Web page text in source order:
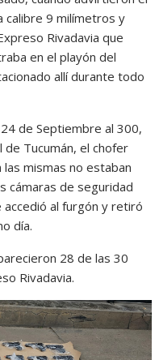
calibre 9 milímetros y
Rivadavia que
en el playón del
allí durante todo
de Septiembre al 300,
de Tucumán, el chofer
mismas no estaban
cámaras de seguridad
al furgón y retiró
día.
28 de las 30
Rivadavia.